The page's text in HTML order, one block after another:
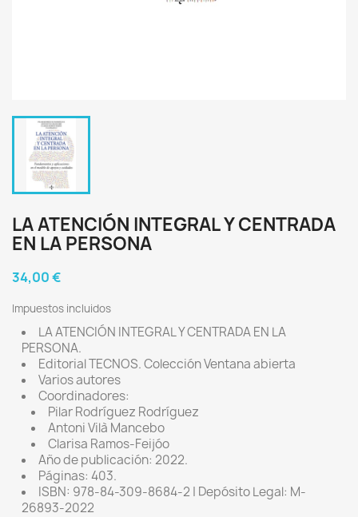
LA ATENCIÓN INTEGRAL Y CENTRADA
EN LA PERSONA
34,00 €
Impuestos incluidos
LA ATENCIÓN INTEGRAL Y CENTRADA EN LA
PERSONA.
Editorial TECNOS. Colección Ventana abierta
Varios autores
Coordinadores:
Pilar Rodríguez Rodríguez
Antoni Vilà Mancebo
Clarisa Ramos-Feijóo
Año de publicación: 2022.
Páginas: 403.
ISBN: 978-84-309-8684-2 | Depósito Legal: M-
26893-2022